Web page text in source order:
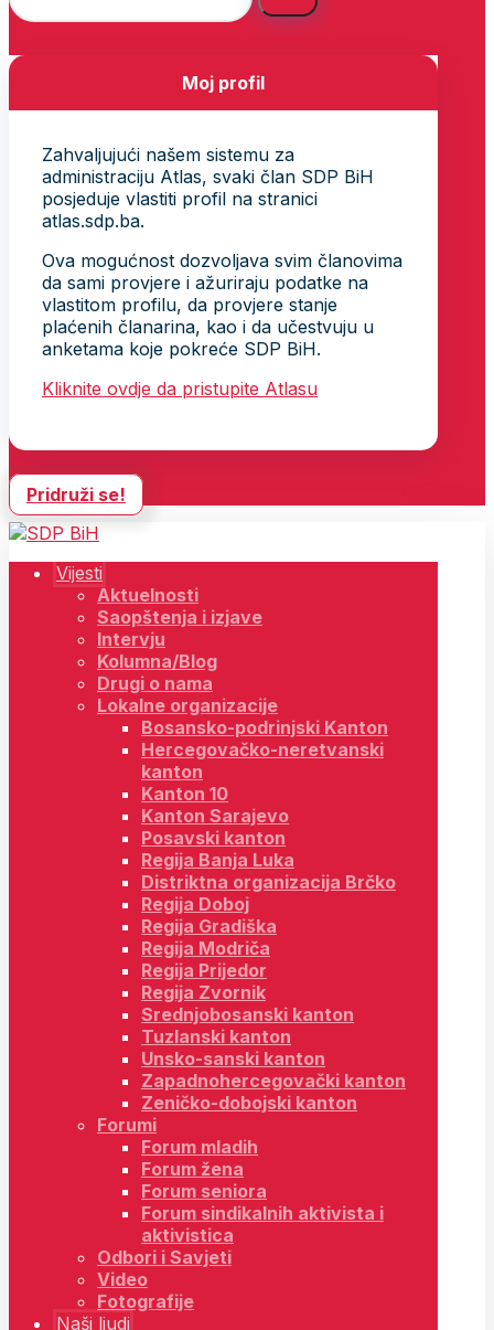
Moj profil
Zahvaljujući našem sistemu za
administraciju Atlas, svaki član SDP BiH
posjeduje vlastiti profil na stranici
atlas.sdp.ba.
Ova mogućnost dozvoljava svim članovima
da sami provjere i ažuriraju podatke na
vlastitom profilu, da provjere stanje
plaćenih članarina, kao i da učestvuju u
anketama koje pokreće SDP BiH.
Kliknite ovdje da pristupite Atlasu
Pridruži se!
Vijesti
Aktuelnosti
Saopštenja i izjave
Intervju
Kolumna/Blog
Drugi o nama
Lokalne organizacije
Bosansko-podrinjski Kanton
Hercegovačko-neretvanski
kanton
Kanton 10
Kanton Sarajevo
Posavski kanton
Regija Banja Luka
Distriktna organizacija Brčko
Regija Doboj
Regija Gradiška
Regija Modriča
Regija Prijedor
Regija Zvornik
Srednjobosanski kanton
Tuzlanski kanton
Unsko-sanski kanton
Zapadnohercegovački kanton
Zeničko-dobojski kanton
Forumi
Forum mladih
Forum žena
Forum seniora
Forum sindikalnih aktivista i
aktivistica
Odbori i Savjeti
Video
Fotografije
Naši ljudi